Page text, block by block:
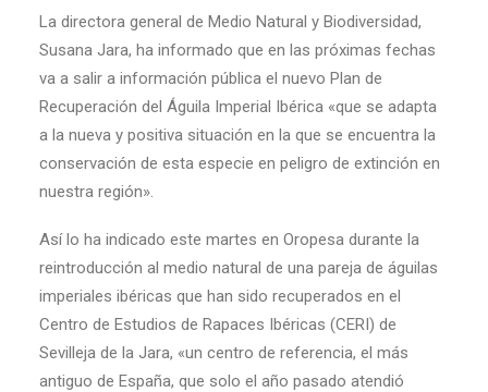
La directora general de Medio Natural y Biodiversidad,
Susana Jara, ha informado que en las próximas fechas
va a salir a información pública el nuevo Plan de
Recuperación del Águila Imperial Ibérica «que se adapta
a la nueva y positiva situación en la que se encuentra la
conservación de esta especie en peligro de extinción en
nuestra región».
Así lo ha indicado este martes en Oropesa durante la
reintroducción al medio natural de una pareja de águilas
imperiales ibéricas que han sido recuperados en el
Centro de Estudios de Rapaces Ibéricas (CERI) de
Sevilleja de la Jara, «un centro de referencia, el más
antiguo de España, que solo el año pasado atendió